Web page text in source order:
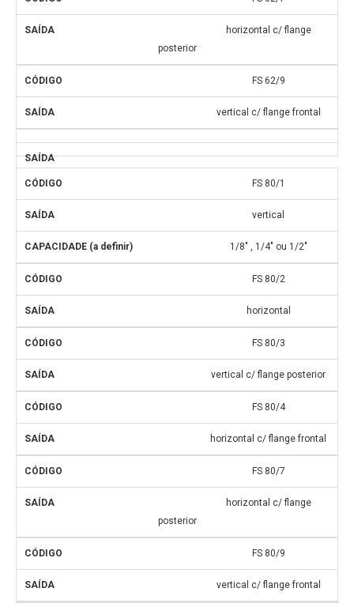
horizontal c/ flange
posterior
FS 62/9
vertical c/ flange frontal
FS 80/1
vertical
1/8″ , 1/4″ ou 1/2″
FS 80/2
horizontal
FS 80/3
vertical c/ flange posterior
FS 80/4
horizontal c/ flange frontal
FS 80/7
horizontal c/ flange
posterior
FS 80/9
vertical c/ flange frontal